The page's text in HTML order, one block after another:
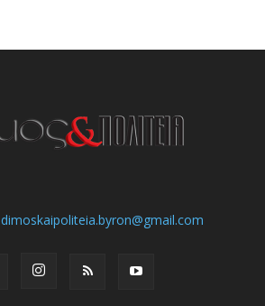
dimoskaipoliteia.byron@gmail.com